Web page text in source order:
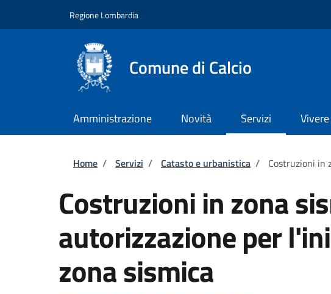
Regione Lombardia
Comune di Calcio
Amministrazione Novità Servizi
Briciole di pane
Home / Servizi / Catasto e urbanistica / Costruzioni in
Costruzioni in zona
autorizzazione per
zona sismica